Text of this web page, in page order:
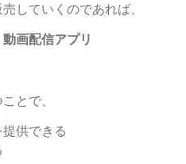
していくのであれば、
画配信アプリ
とで、
供できる